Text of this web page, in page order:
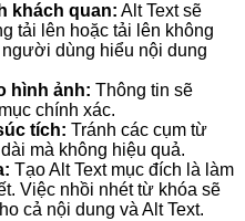
khách quan: Alt Text sẽ
tải lên hoặc tải lên không
dùng hiểu nội dung
hình ảnh: Thông tin sẽ
chính xác.
tích: Tránh các cụm từ
mà không hiệu quả.
Tạo Alt Text mục đích là làm
Việc nhồi nhét từ khóa sẽ
cả nội dung và Alt Text.